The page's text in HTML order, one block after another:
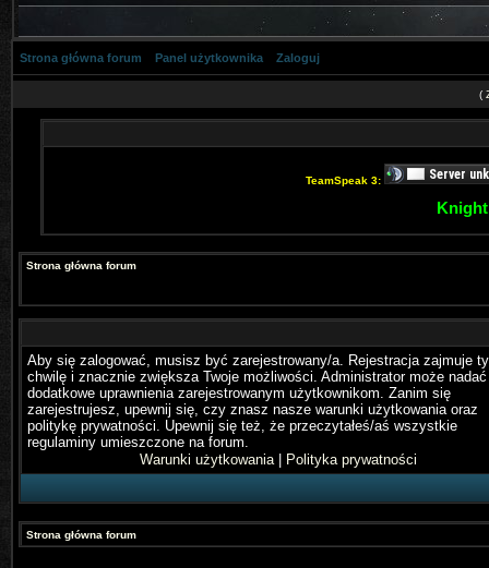
Strona główna forum Panel użytkownika Zaloguj
(
TeamSpeak 3:
Strona główna forum
Aby się zalogować, musisz być zarejestrowany/a. Rejestracja zajmuje
chwilę i znacznie zwiększa Twoje możliwości. Administrator może nadać
dodatkowe uprawnienia zarejestrowanym użytkownikom. Zanim się
zarejestrujesz, upewnij się, czy znasz nasze warunki użytkowania oraz
politykę prywatności. Upewnij się też, że przeczytałeś/aś wszystkie
regulaminy umieszczone na forum.
Warunki użytkowania| Polityka prywatności
Strona główna forum